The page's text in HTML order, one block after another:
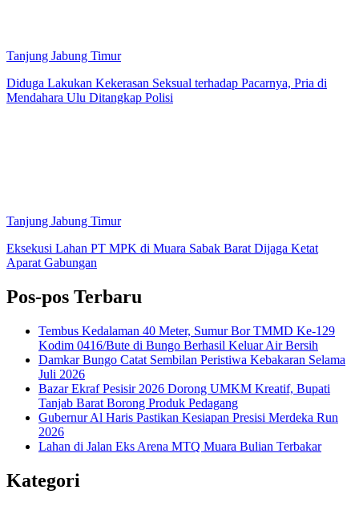
Tanjung Jabung Timur
Diduga Lakukan Kekerasan Seksual terhadap Pacarnya, Pria di
Mendahara Ulu Ditangkap Polisi
Tanjung Jabung Timur
Eksekusi Lahan PT MPK di Muara Sabak Barat Dijaga Ketat
Aparat Gabungan
Pos-pos Terbaru
Tembus Kedalaman 40 Meter, Sumur Bor TMMD Ke-129
Kodim 0416/Bute di Bungo Berhasil Keluar Air Bersih
Damkar Bungo Catat Sembilan Peristiwa Kebakaran Selama
Juli 2026
Bazar Ekraf Pesisir 2026 Dorong UMKM Kreatif, Bupati
Tanjab Barat Borong Produk Pedagang
Gubernur Al Haris Pastikan Kesiapan Presisi Merdeka Run
2026
Lahan di Jalan Eks Arena MTQ Muara Bulian Terbakar
Kategori